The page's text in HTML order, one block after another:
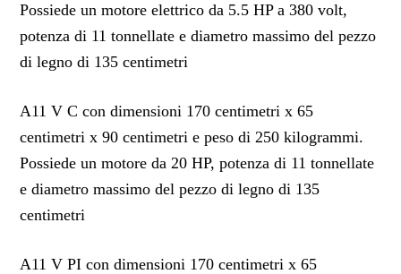
Possiede un motore elettrico da 5.5 HP a 380 volt,
potenza di 11 tonnellate e diametro massimo del pezzo
di legno di 135 centimetri
A11 V C con dimensioni 170 centimetri x 65
centimetri x 90 centimetri e peso di 250 kilogrammi.
Possiede un motore da 20 HP, potenza di 11 tonnellate
e diametro massimo del pezzo di legno di 135
centimetri
A11 V PI con dimensioni 170 centimetri x 65